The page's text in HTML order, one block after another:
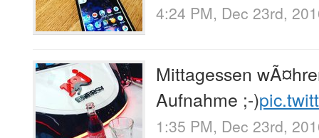
4:24 PM, Dec 23rd,
Mittagessen
Aufnahme ;-)
1:35 PM, Dec 23rd,